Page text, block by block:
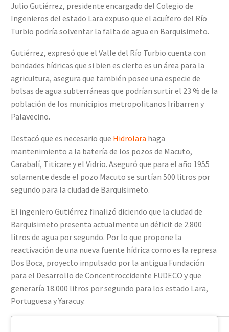
Julio Gutiérrez, presidente encargado del Colegio de
Ingenieros del estado Lara expuso que el acuífero del Río
Turbio podría solventar la falta de agua en Barquisimeto.
Gutiérrez, expresó que el Valle del Río Turbio cuenta con
bondades hídricas que si bien es cierto es un área para la
agricultura, asegura que también posee una especie de
bolsas de agua subterráneas que podrían surtir el 23 % de la
población de los municipios metropolitanos Iribarren y
Palavecino.
Destacó que es necesario que Hidrolara haga
mantenimiento a la batería de los pozos de Macuto,
Carabalí, Titicare y el Vidrio. Aseguró que para el año 1955
solamente desde el pozo Macuto se surtían 500 litros por
segundo para la ciudad de Barquisimeto.
El ingeniero Gutiérrez finalizó diciendo que la ciudad de
Barquisimeto presenta actualmente un déficit de 2.800
litros de agua por segundo. Por lo que propone la
reactivación de una nueva fuente hídrica como es la represa
Dos Boca, proyecto impulsado por la antigua Fundación
para el Desarrollo de Concentroccidente FUDECO y que
generaría 18.000 litros por segundo para los estado Lara,
Portuguesa y Yaracuy.